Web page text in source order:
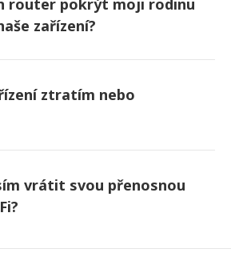
zařízení?
najednou (telefony, tablety,
zdarma.
ztratím nebo
Pojištění, které kryje ztrátu nebo
nás kontaktujte – pomůžeme vám
vrátit svou přenosnou